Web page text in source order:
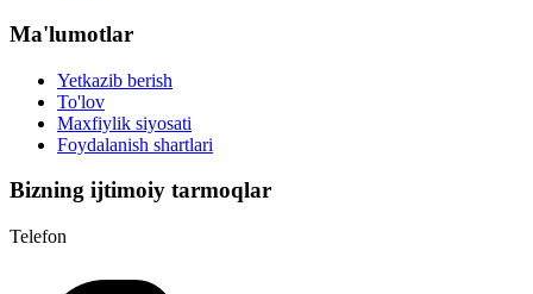
Ma'lumotlar
Yetkazib berish
To'lov
Maxfiylik siyosati
Foydalanish shartlari
Bizning ijtimoiy tarmoqlar
Telefon